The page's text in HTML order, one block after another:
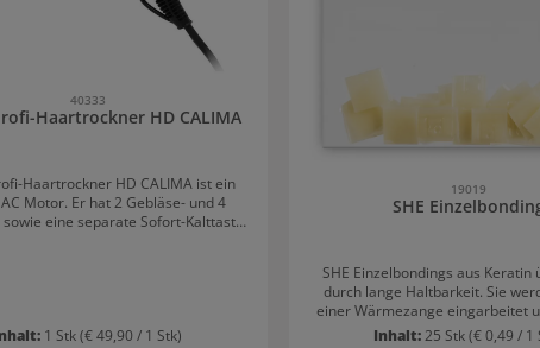
40333
Haartrockner HD CALIMA
Haartrockner HD CALIMA ist ein
Motor. Er hat 2 Gebläse- und 4
eine separate Sofort-Kalttaste.
1 Stk(€ 49,90 / 1 Stk)
19019
SHE
SHE Einzelbondings aus Keratin
durch lange Haltbarkeit. Sie
einer Wärmezange eingarbeitet
unauffällig im Haar. Auch
Inhalt:25 Stk(€ 0,49 / 1